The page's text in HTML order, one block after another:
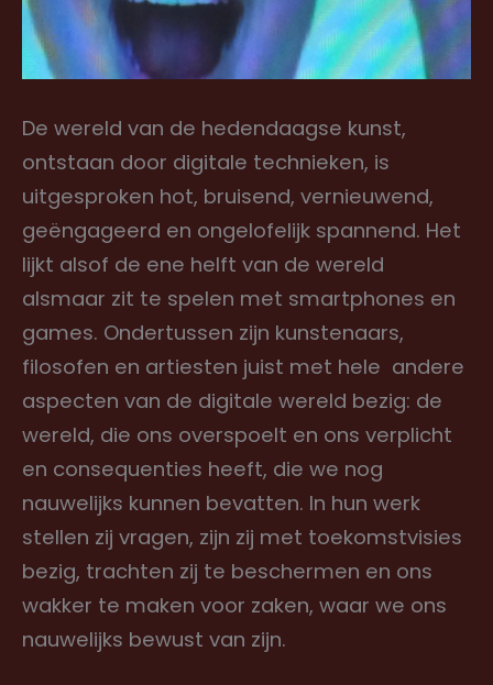
De wereld van de hedendaagse kunst,
ontstaan door digitale technieken, is
uitgesproken hot, bruisend, vernieuwend,
geëngageerd en ongelofelijk spannend. Het
lijkt alsof de ene helft van de wereld
alsmaar zit te spelen met smartphones en
games. Ondertussen zijn kunstenaars,
filosofen en artiesten juist met hele andere
aspecten van de digitale wereld bezig: de
wereld, die ons overspoelt en ons verplicht
en consequenties heeft, die we nog
nauwelijks kunnen bevatten. In hun werk
stellen zij vragen, zijn zij met toekomstvisies
bezig, trachten zij te beschermen en ons
wakker te maken voor zaken, waar we ons
nauwelijks bewust van zijn.